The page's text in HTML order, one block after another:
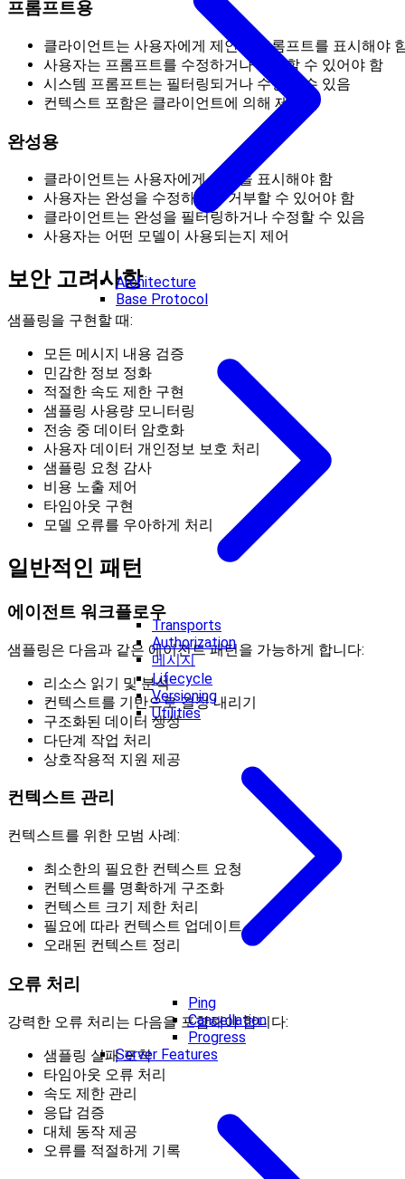
Architecture
Base Protocol
Transports
Authorization
메시지
Lifecycle
Versioning
Utilities
Ping
Cancellation
Progress
Server Features
프롬프트용
클라이언트는 사용자에게 제안된 프롬프트를 표시해야
사용자는 프롬프트를 수정하거나 거부할 수 있어야 함
시스템 프롬프트는 필터링되거나 수정될 수 있음
컨텍스트 포함은 클라이언트에 의해 제어됨
완성용
클라이언트는 사용자에게 완성을 표시해야 함
사용자는 완성을 수정하거나 거부할 수 있어야 함
클라이언트는 완성을 필터링하거나 수정할 수 있음
사용자는 어떤 모델이 사용되는지 제어
보안 고려사항
샘플링을 구현할 때:
모든 메시지 내용 검증
민감한 정보 정화
적절한 속도 제한 구현
샘플링 사용량 모니터링
전송 중 데이터 암호화
사용자 데이터 개인정보 보호 처리
샘플링 요청 감사
비용 노출 제어
타임아웃 구현
모델 오류를 우아하게 처리
일반적인 패턴
에이전트 워크플로우
샘플링은 다음과 같은 에이전트 패턴을 가능하게 합니다:
리소스 읽기 및 분석
컨텍스트를 기반으로 결정 내리기
구조화된 데이터 생성
다단계 작업 처리
상호작용적 지원 제공
컨텍스트 관리
컨텍스트를 위한 모범 사례:
최소한의 필요한 컨텍스트 요청
컨텍스트를 명확하게 구조화
컨텍스트 크기 제한 처리
필요에 따라 컨텍스트 업데이트
오래된 컨텍스트 정리
오류 처리
강력한 오류 처리는 다음을 포함해야 합니다:
샘플링 실패 포착
타임아웃 오류 처리
속도 제한 관리
응답 검증
대체 동작 제공
오류를 적절하게 기록